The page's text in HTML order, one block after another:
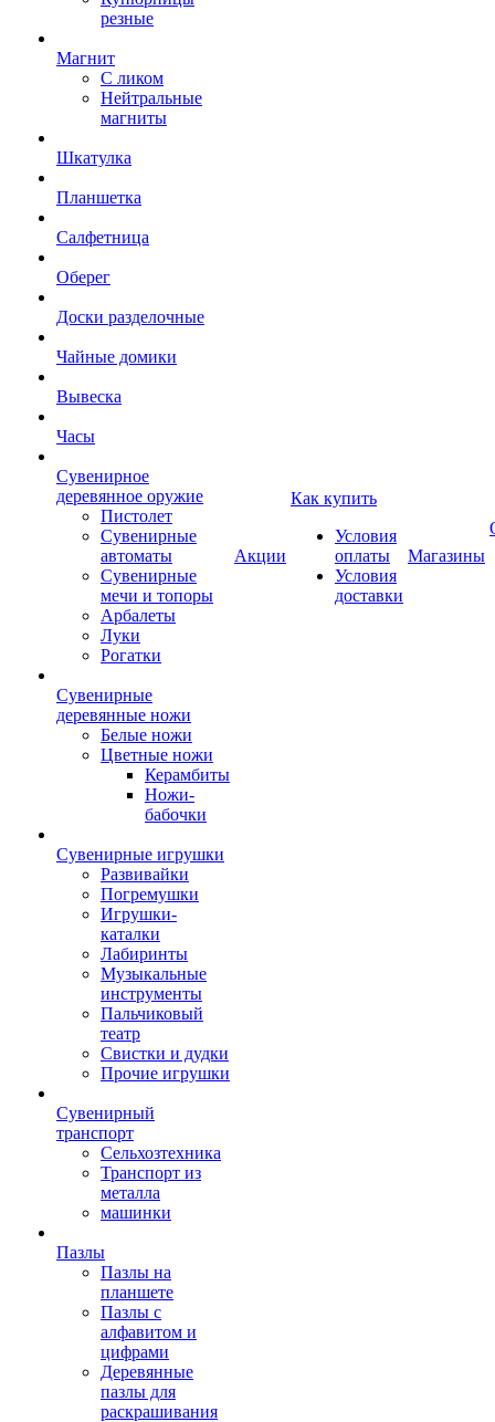
резные
Магнит
С ликом
Нейтральные
магниты
Шкатулка
Планшетка
Салфетница
Оберег
Доски разделочные
Чайные домики
Вывеска
Часы
Сувенирное
деревянное оружие
Пистолет
Сувенирные
автоматы
Сувенирные
мечи и топоры
Арбалеты
Луки
Рогатки
Сувенирные
деревянные ножи
Белые ножи
Цветные ножи
Керамбиты
Ножи-
бабочки
Сувенирные игрушки
Развивайки
Погремушки
Игрушки-
каталки
Лабиринты
Музыкальные
инструменты
Пальчиковый
театр
Свистки и дудки
Прочие игрушки
Сувенирный
транспорт
Сельхозтехника
Транспорт из
металла
машинки
Пазлы
Пазлы на
планшете
Пазлы с
алфавитом и
цифрами
Деревянные
пазлы для
раскрашивания
Акции
Как купить
Условия
оплаты
Условия
доставки
Магазины